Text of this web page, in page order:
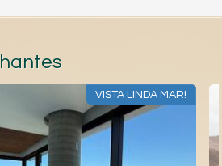
VISTA LINDA MAR!